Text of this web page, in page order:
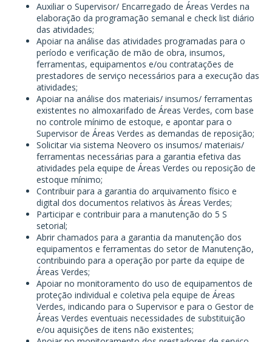
Auxiliar o Supervisor/ Encarregado de Áreas Verdes na
elaboração da programação semanal e check list diário
das atividades;
Apoiar na análise das atividades programadas para o
período e verificação de mão de obra, insumos,
ferramentas, equipamentos e/ou contratações de
prestadores de serviço necessários para a execução das
atividades;
Apoiar na análise dos materiais/ insumos/ ferramentas
existentes no almoxarifado de Áreas Verdes, com base
no controle mínimo de estoque, e apontar para o
Supervisor de Áreas Verdes as demandas de reposição;
Solicitar via sistema Neovero os insumos/ materiais/
ferramentas necessárias para a garantia efetiva das
atividades pela equipe de Áreas Verdes ou reposição de
estoque mínimo;
Contribuir para a garantia do arquivamento físico e
digital dos documentos relativos às Áreas Verdes;
Participar e contribuir para a manutenção do 5 S
setorial;
Abrir chamados para a garantia da manutenção dos
equipamentos e ferramentas do setor de Manutenção,
contribuindo para a operação por parte da equipe de
Áreas Verdes;
Apoiar no monitoramento do uso de equipamentos de
proteção individual e coletiva pela equipe de Áreas
Verdes, indicando para o Supervisor e para o Gestor de
Áreas Verdes eventuais necessidades de substituição
e/ou aquisições de itens não existentes;